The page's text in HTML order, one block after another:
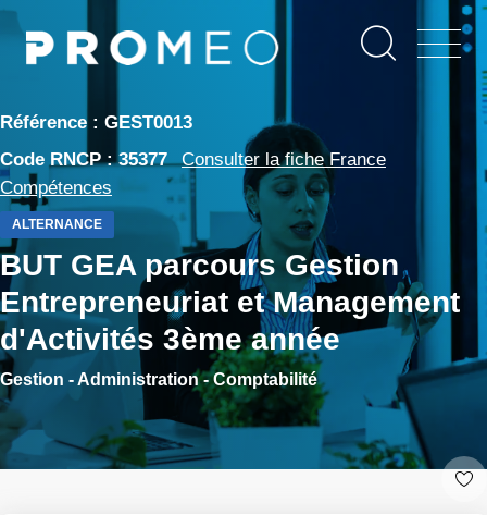
Aller
contenu
Référence : GEST0013
Code RNCP : 35377 Consulter la fiche France
Compétences
ALTERNANCE
BUT GEA parcours Gestion
Entrepreneuriat et Management
d'Activités 3ème année
Gestion - Administration - Comptabilité
Panneau de gestion des cookies